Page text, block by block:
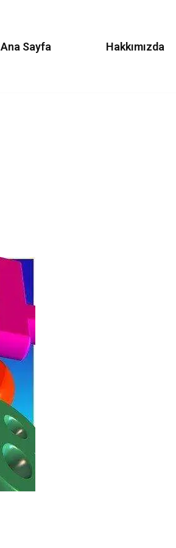
Ana Sayfa Hakkımızda